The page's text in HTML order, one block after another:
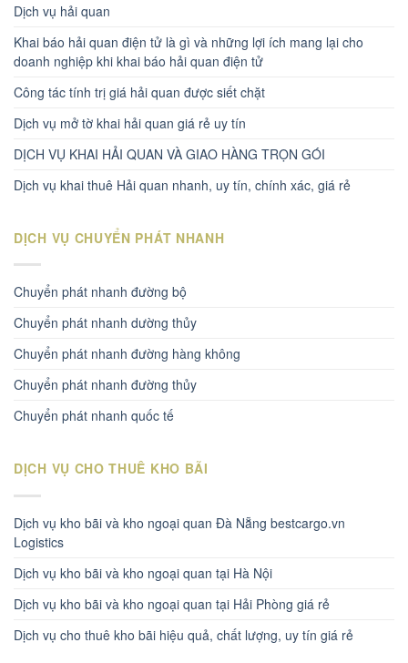
Dịch vụ hải quan
Khai báo hải quan điện tử là gì và những lợi ích mang lại cho
doanh nghiệp khi khai báo hải quan điện tử
Công tác tính trị giá hải quan được siết chặt
Dịch vụ mở tờ khai hải quan giá rẻ uy tín
DỊCH VỤ KHAI HẢI QUAN VÀ GIAO HÀNG TRỌN GÓI
Dịch vụ khai thuê Hải quan nhanh, uy tín, chính xác, giá rẻ
DỊCH VỤ CHUYỂN PHÁT NHANH
Chuyển phát nhanh đường bộ
Chuyển phát nhanh dường thủy
Chuyển phát nhanh đường hàng không
Chuyển phát nhanh đường thủy
Chuyển phát nhanh quốc tế
DỊCH VỤ CHO THUÊ KHO BÃI
Dịch vụ kho bãi và kho ngoại quan Đà Nẵng bestcargo.vn
Logistics
Dịch vụ kho bãi và kho ngoại quan tại Hà Nội
Dịch vụ kho bãi và kho ngoại quan tại Hải Phòng giá rẻ
Dịch vụ cho thuê kho bãi hiệu quả, chất lượng, uy tín giá rẻ